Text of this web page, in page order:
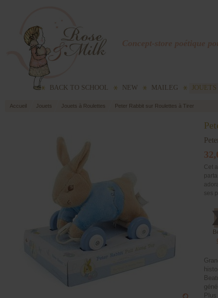
Concept-store poétique
BACK TO SCHOOL NEW MAILEG JOUETS
Accueil Jouets Jouets à Roulettes Peter Rabbit sur Roulettes à Tirer
Cet
ses